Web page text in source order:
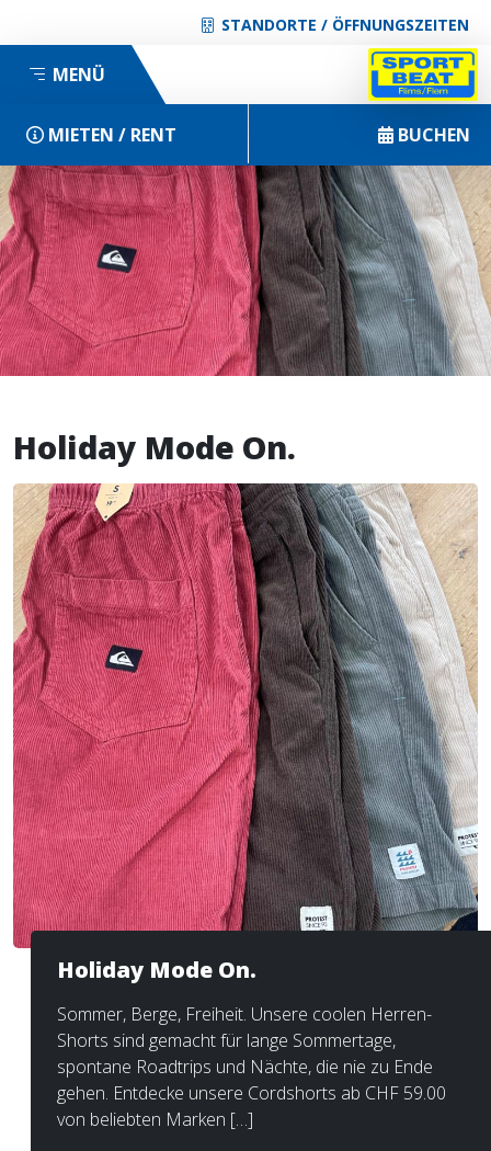
STANDORTE / ÖFFNUNGSZEITEN
MENÜ
MIETEN / RENT BUCHEN
Holiday Mode On.
Holiday Mode On.
Sommer, Berge, Freiheit. Unsere coolen Herren-
Shorts sind gemacht für lange Sommertage,
spontane Roadtrips und Nächte, die nie zu Ende
gehen. Entdecke unsere Cordshorts ab CHF 59.00
von beliebten Marken […]